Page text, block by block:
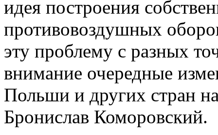
идея построения
противовоздушных
эту проблему с разных
внимание очередные
Польши и других стран
Бронислав Коморовский.